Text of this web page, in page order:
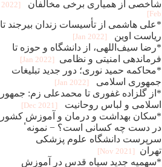
شاخصی از همياری برخی مخالفان
[2022
Feb]
*علی هاشمی از تأسیسات زندان بیرجند تا
ریاست اوین
[2022 Jan]
*رضا سیف‌اللهی، از دانشگاه و حوزه تا
فرماندهی امنیتی و نظامی
[2022 Jan]
*محاکمه حميد نوری؛ دور جديد تبلیغات
جمهوری اسلامی
[2022 Jan]
*از گلزاده غفوری تا محمدعلی زم:
اسلامی و لباس روحانیت
[2021 Dec]
*سکان بهداشت و درمان و آموزش کشور
در دست چه کسانی است؟ − نمونهٴ
سرپرست دانشگاه علوم پزشکی
تهران
[2021 Nov]
*سهمیه جدید سپاه قدس در آموزش